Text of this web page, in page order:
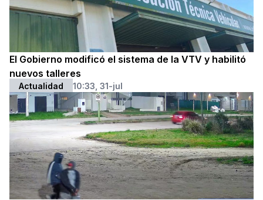
El Gobierno modificó el sistema de la VTV y habilitó
nuevos talleres
Actualidad 10:33, 31-jul